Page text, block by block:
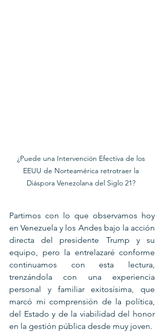
¿Puede una Intervención Efectiva de los
EEUU de Norteamérica retrotraer la
Diáspora Venezolana del Siglo 21?
Partimos con lo que observamos hoy
en Venezuela y los Andes bajo la acción
directa del presidente Trump y su
equipo, pero la entrelazaré conforme
continuamos con esta lectura,
trenzándola con una experiencia
personal y familiar exitosísima, que
marcó mi comprensión de la política,
del Estado y de la viabilidad del honor
en la gestión pública desde muy joven.